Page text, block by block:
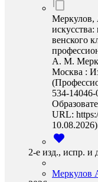
Меркулов,
искусства:
венского
А. М.
Москва :
534-
URL:
2-е изд., испр.
Меркулов